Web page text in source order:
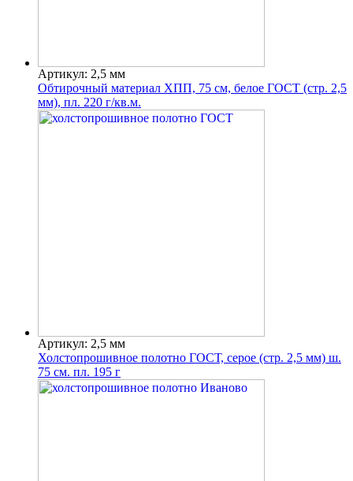
Артикул: 2,5 мм
Обтирочный материал ХПП, 75 см, белое ГОСТ (стр. 2,5
мм), пл. 220 г/кв.м.
Артикул: 2,5 мм
Холстопрошивное полотно ГОСТ, серое (стр. 2,5 мм) ш.
75 см. пл. 195 г